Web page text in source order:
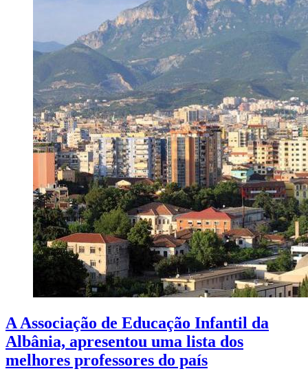
A Associação de Educação Infantil da
Albânia, apresentou uma lista dos
melhores professores do país